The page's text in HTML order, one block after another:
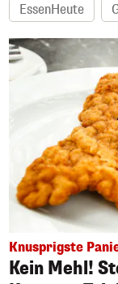
EssenHeute
Knusprigste
Kein Mehl!